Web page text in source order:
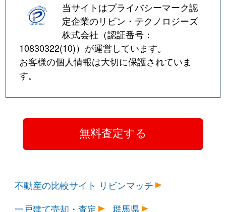
当サイトはプライバシーマーク認
定企業のリビン・テクノロジーズ
株式会社（認証番号：
10830322(10)）が運営しています。
お客様の個人情報は大切に保護されていま
す。
不動産の比較サイト リビンマッチ
一戸建て売却・査定
群馬県